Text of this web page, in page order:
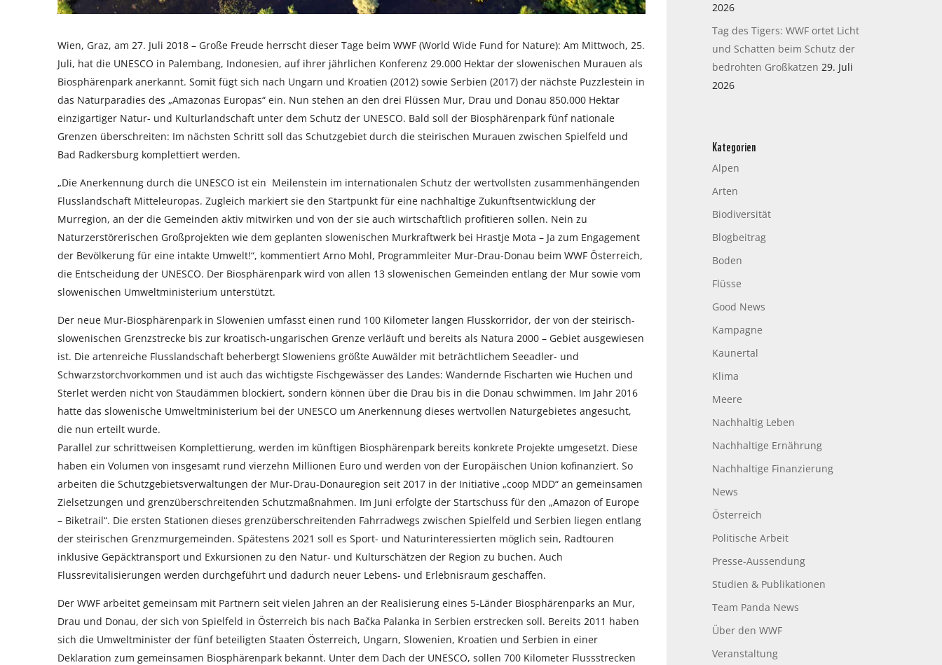
Wien, Graz, am 27. Juli 2018 – Große Freude herrscht dieser Tage beim WWF (World Wide Fund for Nature): Am Mittwoch, 25.
Juli, hat die UNESCO in Palembang, Indonesien, auf ihrer jährlichen Konferenz 29.000 Hektar der slowenischen Murauen als
Biosphärenpark anerkannt. Somit fügt sich nach Ungarn und Kroatien (2012) sowie Serbien (2017) der nächste Puzzlestein in
das Naturparadies des „Amazonas Europas“ ein. Nun stehen an den drei Flüssen Mur, Drau und Donau 850.000 Hektar
einzigartiger Natur- und Kulturlandschaft unter dem Schutz der UNESCO. Bald soll der Biosphärenpark fünf nationale
Grenzen überschreiten: Im nächsten Schritt soll das Schutzgebiet durch die steirischen Murauen zwischen Spielfeld und
Bad Radkersburg komplettiert werden.
„Die Anerkennung durch die UNESCO ist ein Meilenstein im internationalen Schutz der wertvollsten zusammenhängenden
Flusslandschaft Mitteleuropas. Zugleich markiert sie den Startpunkt für eine nachhaltige Zukunftsentwicklung der
Murregion, an der die Gemeinden aktiv mitwirken und von der sie auch wirtschaftlich profitieren sollen. Nein zu
Naturzerstörerischen Großprojekten wie dem geplanten slowenischen Murkraftwerk bei Hrastje Mota – Ja zum Engagement
der Bevölkerung für eine intakte Umwelt!“, kommentiert Arno Mohl, Programmleiter Mur-Drau-Donau beim WWF Österreich,
die Entscheidung der UNESCO. Der Biosphärenpark wird von allen 13 slowenischen Gemeinden entlang der Mur sowie vom
slowenischen Umweltministerium unterstützt.
Der neue Mur-Biosphärenpark in Slowenien umfasst einen rund 100 Kilometer langen Flusskorridor, der von der steirisch-
slowenischen Grenzstrecke bis zur kroatisch-ungarischen Grenze verläuft und bereits als Natura 2000 – Gebiet ausgewiesen
ist. Die artenreiche Flusslandschaft beherbergt Sloweniens größte Auwälder mit beträchtlichem Seeadler- und
Schwarzstorchvorkommen und ist auch das wichtigste Fischgewässer des Landes: Wandernde Fischarten wie Huchen und
Sterlet werden nicht von Staudämmen blockiert, sondern können über die Drau bis in die Donau schwimmen. Im Jahr 2016
hatte das slowenische Umweltministerium bei der UNESCO um Anerkennung dieses wertvollen Naturgebietes angesucht,
die nun erteilt wurde.
Parallel zur schrittweisen Komplettierung, werden im künftigen Biosphärenpark bereits konkrete Projekte umgesetzt. Diese
haben ein Volumen von insgesamt rund vierzehn Millionen Euro und werden von der Europäischen Union kofinanziert. So
arbeiten die Schutzgebietsverwaltungen der Mur-Drau-Donauregion seit 2017 in der Initiative „coop MDD“ an gemeinsamen
Zielsetzungen und grenzüberschreitenden Schutzmaßnahmen. Im Juni erfolgte der Startschuss für den „Amazon of Europe
– Biketrail“. Die ersten Stationen dieses grenzüberschreitenden Fahrradwegs zwischen Spielfeld und Serbien liegen entlang
der steirischen Grenzmurgemeinden. Spätestens 2021 soll es Sport- und Naturinteressierten möglich sein, Radtouren
inklusive Gepäcktransport und Exkursionen zu den Natur- und Kulturschätzen der Region zu buchen. Auch
Flussrevitalisierungen werden durchgeführt und dadurch neuer Lebens- und Erlebnisraum geschaffen.
Der WWF arbeitet gemeinsam mit Partnern seit vielen Jahren an der Realisierung eines 5-Länder Biosphärenparks an Mur,
Drau und Donau, der sich von Spielfeld in Österreich bis nach Bačka Palanka in Serbien erstrecken soll. Bereits 2011 haben
sich die Umweltminister der fünf beteiligten Staaten Österreich, Ungarn, Slowenien, Kroatien und Serbien in einer
Deklaration zum gemeinsamen Biosphärenpark bekannt. Unter dem Dach der UNESCO, sollen 700 Kilometer Flussstrecken
2026
Tag des Tigers: WWF ortet Licht
und Schatten beim Schutz der
bedrohten Großkatzen 29. Juli
2026
Kategorien
Alpen
Arten
Biodiversität
Blogbeitrag
Boden
Flüsse
Good News
Kampagne
Kaunertal
Klima
Meere
Nachhaltig Leben
Nachhaltige Ernährung
Nachhaltige Finanzierung
News
Österreich
Politische Arbeit
Presse-Aussendung
Studien & Publikationen
Team Panda News
Über den WWF
Veranstaltung